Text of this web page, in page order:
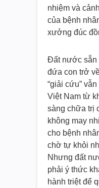
nhiệm và
của bệnh
xưởng đúc
Đất nước sẵn
đứa con trở
“giải cứu”
Việt Nam từ
sàng chữa trị
không may
cho bệnh
chờ tự khỏi
Nhưng đất
phải ý thức
hành triệt để